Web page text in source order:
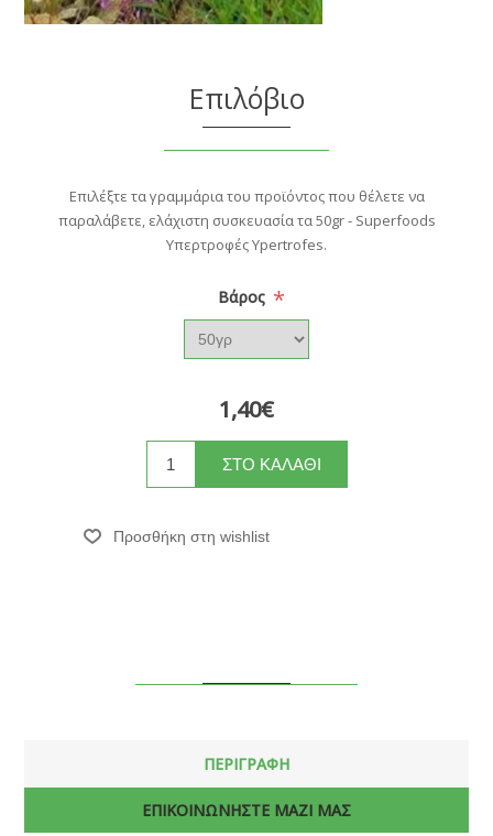
Επιλόβιο
Επιλέξτε τα γραμμάρια του προϊόντος που θέλετε να
παραλάβετε, ελάχιστη συσκευασία τα 50gr - Superfoods
Υπερτροφές Ypertrofes.
Βάρος *
1,40€
ΠΕΡΙΓΡΑΦΗ
ΕΠΙΚΟΙΝΩΝΗΣΤΕ ΜΑΖΙ ΜΑΣ